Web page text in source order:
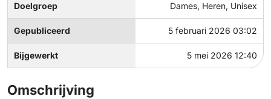
Doelgroep Dames, Heren, Unisex
Gepubliceerd 5 februari 2026 03:02
Bijgewerkt 5 mei 2026 12:40
Omschrijving